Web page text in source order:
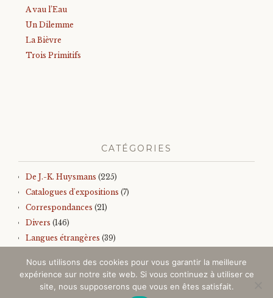
A vau l’Eau
Un Dilemme
La Bièvre
Trois Primitifs
CATÉGORIES
De J.-K. Huysmans (225)
Catalogues d'expositions (7)
Correspondances (21)
Divers (146)
Langues étrangères (39)
Autres(99)
Nous utilisons des cookies pour vous garantir la meilleure
expérience sur notre site web. Si vous continuez à utiliser ce
site, nous supposerons que vous en êtes satisfait.